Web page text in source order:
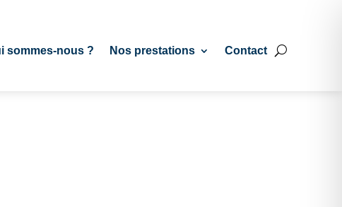
sommes-nous ? Nos prestations Contact